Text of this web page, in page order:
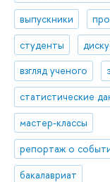
выпускники
студенты
взгляд ученого
статистические
мастер-классы
репортаж о
бакалавриат